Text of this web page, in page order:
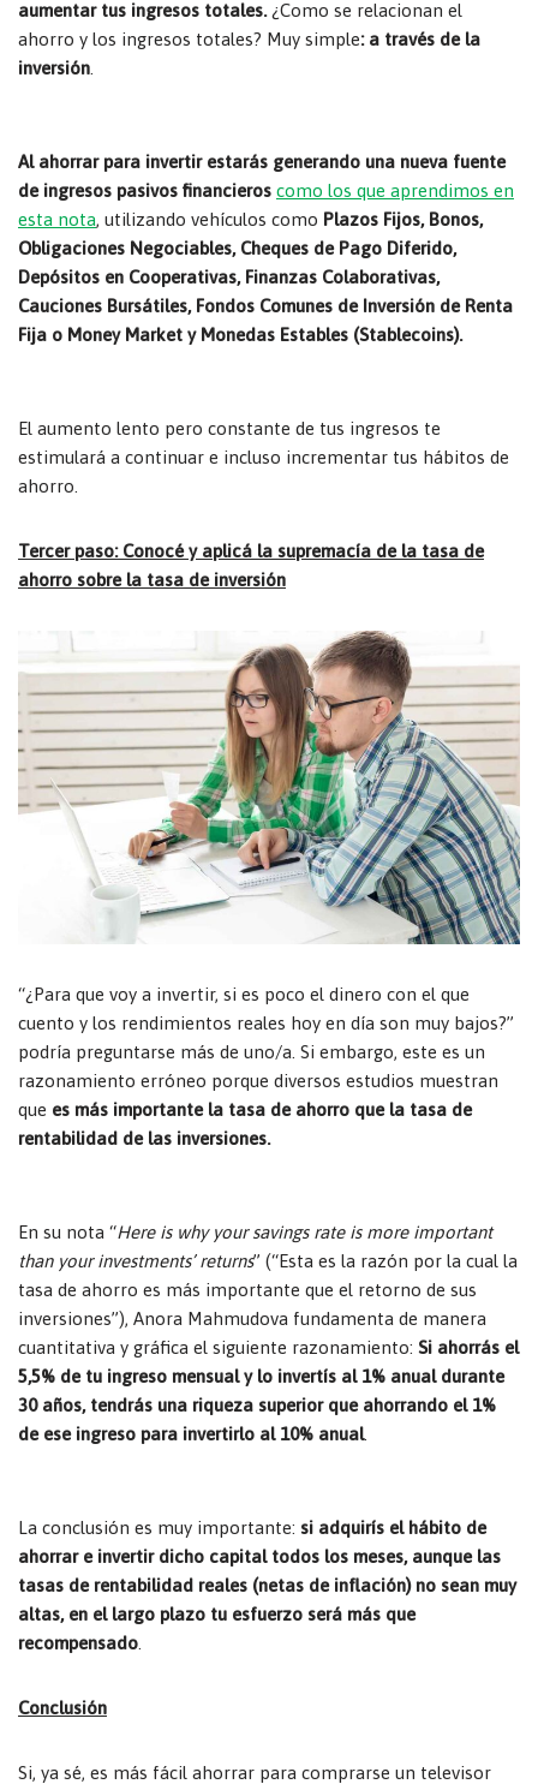
aumentar tus ingresos totales.¿Como se relacionan el
ahorro y los ingresos totales? Muy simple: a través de la
inversión
Al ahorrar para invertir estarás generando una nueva fuente
de ingresos pasivos financieros como los que aprendimos en
esta nota, utilizando vehículos como Plazos Fijos, Bonos,
Obligaciones Negociables, Cheques de Pago Diferido,
Depósitos en Cooperativas, Finanzas Colaborativas,
Cauciones Bursátiles, Fondos Comunes de Inversión de Renta
Fija o Money Market y Monedas Estables (Stablecoins).
El aumento lento pero constante de tus ingresos te
estimulará a continuar e incluso incrementar tus hábitos de
ahorro.
Tercer paso: Conocé y aplicá la supremacía de la tasa de
ahorro sobre la tasa de inversión
“¿Para que voy a invertir, si es poco el dinero con el que
cuento y los rendimientos reales hoy en día son muy bajos?”
podría preguntarse más de uno/a. Si embargo, este es un
razonamiento erróneo porque diversos estudios muestran
que es más importante la tasa de ahorro que la tasa de
rentabilidad de las inversiones.
En su nota “Here is why your savings rate is more important
than your investments’ returns” (“Esta es la razón por la cual la
tasa de ahorro es más importante que el retorno de sus
inversiones”), Anora Mahmudova fundamenta de manera
cuantitativa y gráfica el siguiente razonamiento: Si ahorrás el
5,5% de tu ingreso mensual y lo invertís al 1% anual durante
30 años, tendrás una riqueza superior que ahorrando el 1%
de ese ingreso para invertirlo al 10% anual.
La conclusión es muy importante: si adquirís el hábito de
ahorrar e invertir dicho capital todos los meses, aunque las
tasas de rentabilidad reales (netas de inflación) no sean muy
altas, en el largo plazo tu esfuerzo será más que
recompensado
Conclusión
Si, ya sé, es más fácil ahorrar para comprarse un televisor